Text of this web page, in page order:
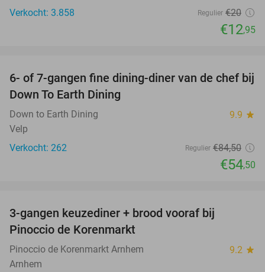
Verkocht: 3.858
Regulier €20
€12,95
36%
6- of 7-gangen fine dining-diner van de chef bij
Down To Earth Dining
Down to Earth Dining 9.9 star
Velp
Verkocht: 262
Regulier €84,50
€54,50
3-gangen keuzediner + brood vooraf bij
Pinoccio de Korenmarkt
Pinoccio de Korenmarkt Arnhem 9.2 star
Arnhem